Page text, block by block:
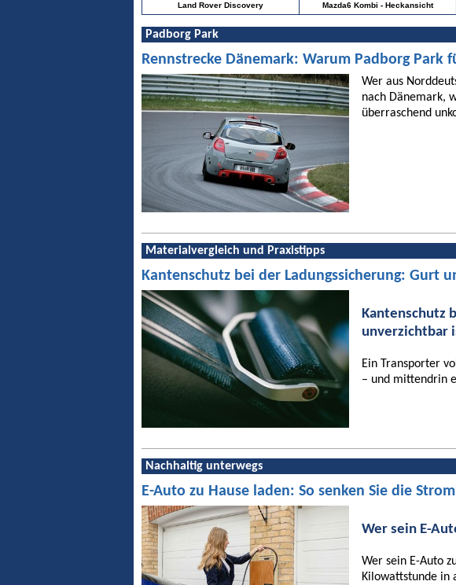
Land Rover Discovery Mazda6 Kombi - Heckansicht
Padborg Park
Rennstrecke Dänemark: Warum Padborg Park
Wer aus
nach Dänemark,
überraschend
Materialvergleich und Praxistipps
Kantenschutz bei der Ladungssicherung: Gurt
Kantenschutz
unverzichtbar
Ein Transporter
– und mittendrin
Nachhaltig unterwegs
E-Auto zu Hause laden: So senken Sie die
Wer sein E-
Wer sein E-Auto
Kilowattstunde in